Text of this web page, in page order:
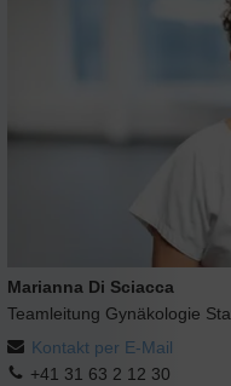
Marianna Di Sciacca
Teamleitung Gynäkologie
Kontakt per E-Mail
+41 31 63 2 12 30